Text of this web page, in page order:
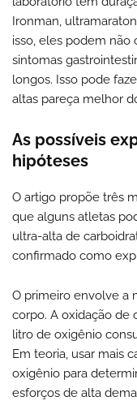
Ironman,
isso, eles podem
sintomas
longos. Isso pode
altas pareça melhor
As possíveis
hipóteses
O artigo propõe três
que alguns atletas
ultra-alta de
confirmado como
O primeiro envolve a
corpo. A oxidação de
litro de oxigênio
Em teoria, usar mais
oxigênio para
esforços de alta